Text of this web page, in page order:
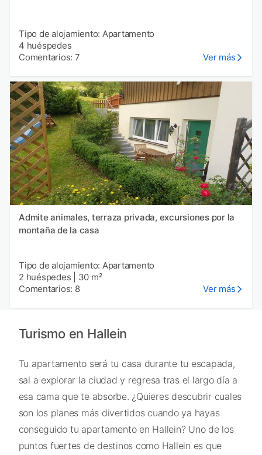
Tipo de alojamiento: Apartamento
4 huéspedes
Comentarios: 7
Ver más
Admite animales, terraza privada, excursiones por la
montaña de la casa
Tipo de alojamiento: Apartamento
2 huéspedes
30 m²
Comentarios: 8
Ver más
Turismo en Hallein
Tu apartamento será tu casa durante tu escapada,
sal a explorar la ciudad y regresa tras el largo día a
esa cama que te absorbe. ¿Quieres descubrir cuales
son los planes más divertidos cuando ya hayas
conseguido tu apartamento en Hallein? Uno de los
puntos fuertes de destinos como Hallein es que